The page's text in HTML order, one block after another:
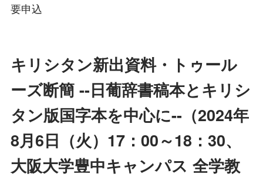
要申込
キリシタン新出資料・トゥール
ーズ断簡 --日葡辞書稿本とキリシ
タン版国字本を中心に--（2024年
8月6日（火）17：00～18：30、
大阪大学豊中キャンパス 全学教